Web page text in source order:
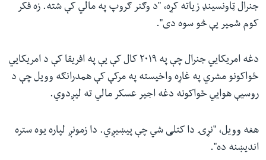
جنرال ټاونسینډ زیاته کړه، "د وګنر ګروپ په مالي کې شته. زه فکر
کوم شمیر یې څو سوه دی".
دغه امریکایي جنرال چې په ۲۰۱۹ کال کې یې په افریقا کې د امریکایي
ځواکونو مشري په غاړه واخیسته په مرکې کې همدرانګه وویل چې د
روسیې هوایي ځواکونه دغه اجیر عسکر مالي ته لیږدوي.
هغه وویل، "نړۍ دا کتلی شي چې پیښیږي. دا زمونږ لپاره یوه ستره
اندیښنه ده".